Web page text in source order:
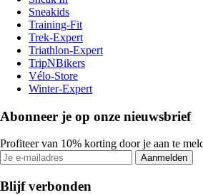
Sneakids
Training-Fit
Trek-Expert
Triathlon-Expert
TripNBikers
Vélo-Store
Winter-Expert
Abonneer je op onze nieuwsbrief
Profiteer van 10% korting door je aan te
Aanmelden
Blijf verbonden